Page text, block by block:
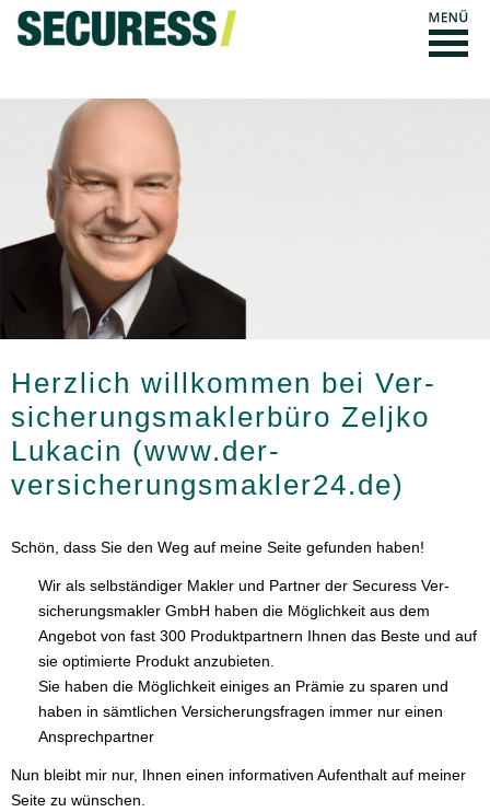
Herzlich willkommen bei Ver­
sicherungs­maklerbüro Zeljko
Lukacin (www.der-
versicherungsmakler24.de)
Schön, dass Sie den Weg auf meine Seite gefunden haben!
Wir als selbständiger Makler und Partner der Securess Ver­
sicherungs­makler GmbH haben die Möglichkeit aus dem
Angebot von fast 300 Produktpartnern Ihnen das Beste und auf
sie optimierte Produkt anzubieten.
Sie haben die Möglichkeit einiges an Prämie zu sparen und
haben in sämtlichen Versicherungsfragen immer nur einen
Ansprechpartner
Nun bleibt mir nur, Ihnen einen informativen Aufenthalt auf meiner
Seite zu wün­schen.